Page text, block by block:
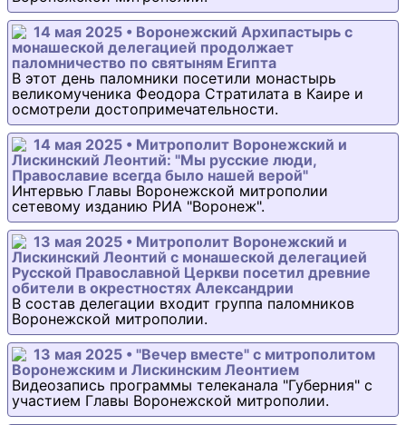
14 мая 2025 • Воронежский Архипастырь с
монашеской делегацией продолжает
паломничество по святыням Египта
В этот день паломники посетили монастырь
великомученика Феодора Стратилата в Каире и
осмотрели достопримечательности.
14 мая 2025 • Митрополит Воронежский и
Лискинский Леонтий: "Мы русские люди,
Православие всегда было нашей верой"
Интервью Главы Воронежской митрополии
сетевому изданию РИА "Воронеж".
13 мая 2025 • Митрополит Воронежский и
Лискинский Леонтий с монашеской делегацией
Русской Православной Церкви посетил древние
обители в окрестностях Александрии
В состав делегации входит группа паломников
Воронежской митрополии.
13 мая 2025 • "Вечер вместе" с митрополитом
Воронежским и Лискинским Леонтием
Видеозапись программы телеканала "Губерния" с
участием Главы Воронежской митрополии.